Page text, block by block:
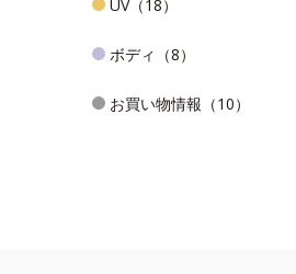
UV（18）
ボディ（8）
お買い物情報（10）